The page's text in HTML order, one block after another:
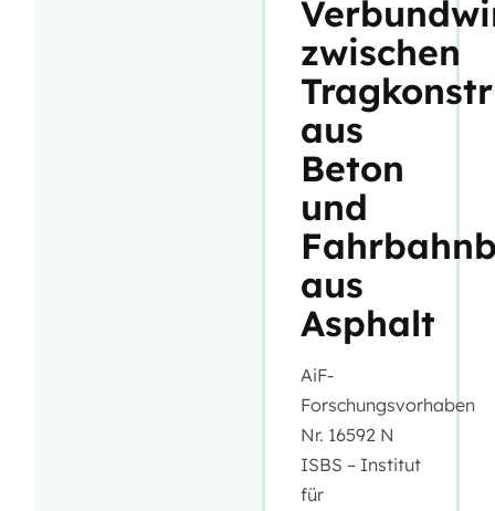
zwischen
aus
Beton
und
aus
Asphalt
AiF-
Forschungsvorhaben
Nr. 16592 N
ISBS – Institut
für